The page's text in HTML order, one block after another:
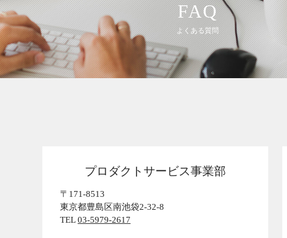
FAQ
よくある質問
プロダクトサービス事業部
〒171-8513
東京都豊島区南池袋2-32-8
TEL03-5979-2617